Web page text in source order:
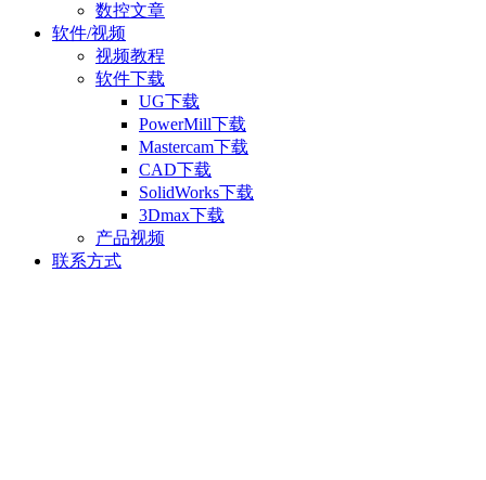
数控文章
软件/视频
视频教程
软件下载
UG下载
PowerMill下载
Mastercam下载
CAD下载
SolidWorks下载
3Dmax下载
产品视频
联系方式